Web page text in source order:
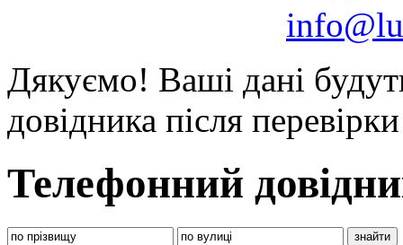
Дякуємо! Ваші дані
довідника після
Телефонний